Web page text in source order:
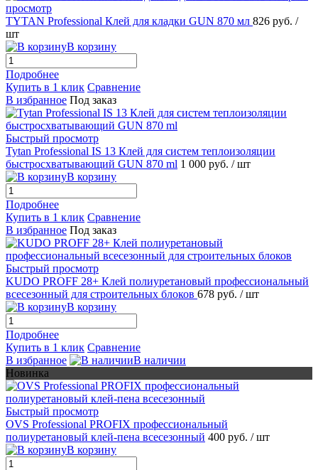
просмотр
TYTAN Professional Клей для кладки GUN 870 мл 826 руб. /
шт
В корзину
Подробнее
Купить в 1 клик Сравнение
В избранное Под заказ
Быстрый просмотр
Tytan Professional IS 13 Клей для систем теплоизоляции
быстросхватывающий GUN 870 ml 1 000 руб. / шт
В корзину
Подробнее
Купить в 1 клик Сравнение
В избранное Под заказ
Быстрый просмотр
KUDO PROFF 28+ Клей полиуретановый профессиональный
всесезонный для строительных блоков 678 руб. / шт
В корзину
Подробнее
Купить в 1 клик Сравнение
В избранное
В наличии
Новинка
Быстрый просмотр
OVS Professional PROFIX профессиональный
полиуретановый клей-пена всесезонный 400 руб. / шт
В корзину